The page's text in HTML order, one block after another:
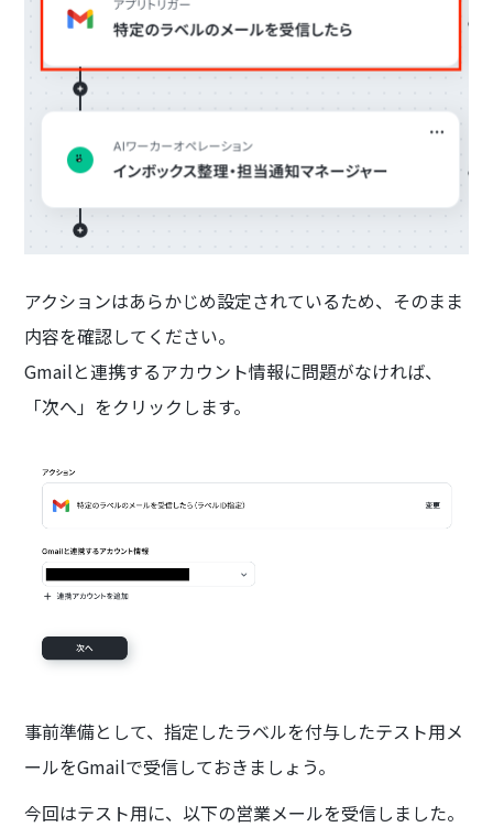
アクションはあらかじめ設定されているため、そのまま
内容を確認してください。
Gmailと連携するアカウント情報に問題がなければ、
「次へ」をクリックします。
事前準備として、指定したラベルを付与したテスト用メ
ールをGmailで受信しておきましょう。
今回はテスト用に、以下の営業メールを受信しました。